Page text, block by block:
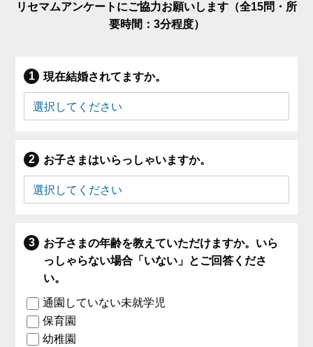
リセマムアンケートにご協力お願いします（全15問・所
要時間：3分程度）
現在結婚されてますか。
お子さまはいらっしゃいますか。
お子さまの年齢を教えていただけますか。いら
っしゃらない場合「いない」とご回答くださ
い。
通園していない未就学児
保育園
幼稚園